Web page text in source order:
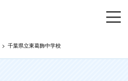
> 千葉県立東葛飾中学校